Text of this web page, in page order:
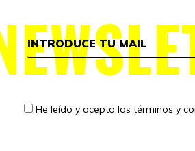
He leído y acepto los términos y